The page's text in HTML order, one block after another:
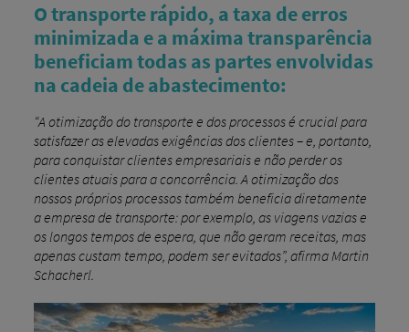
O transporte rápido, a taxa de erros
minimizada e a máxima transparência
beneficiam todas as partes envolvidas
na cadeia de abastecimento:
“A otimização do transporte e dos processos é crucial para
satisfazer as elevadas exigências dos clientes – e, portanto,
para conquistar clientes empresariais e não perder os
clientes atuais para a concorrência. A otimização dos
nossos próprios processos também beneficia diretamente
a empresa de transporte: por exemplo, as viagens vazias e
os longos tempos de espera, que não geram receitas, mas
apenas custam tempo, podem ser evitados”, afirma Martin
Schacherl.